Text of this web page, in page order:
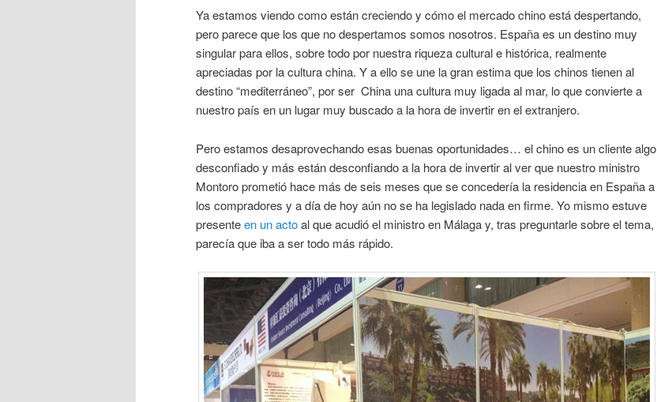
Ya estamos viendo como están creciendo y cómo el mercado chino está despertando,
pero parece que los que no despertamos somos nosotros. España es un destino muy
singular para ellos, sobre todo por nuestra riqueza cultural e histórica, realmente
apreciadas por la cultura china. Y a ello se une la gran estima que los chinos tienen al
destino “mediterráneo”, por ser China una cultura muy ligada al mar, lo que convierte a
nuestro país en un lugar muy buscado a la hora de invertir en el extranjero.
Pero estamos desaprovechando esas buenas oportunidades… el chino es un cliente algo
desconfiado y más están desconfiando a la hora de invertir al ver que nuestro ministro
Montoro prometió hace más de seis meses que se concedería la residencia en España a
los compradores y a día de hoy aún no se ha legislado nada en firme. Yo mismo estuve
presenteen un actoal que acudió el ministro en Málaga y, tras preguntarle sobre el tema,
parecía que iba a ser todo más rápido.